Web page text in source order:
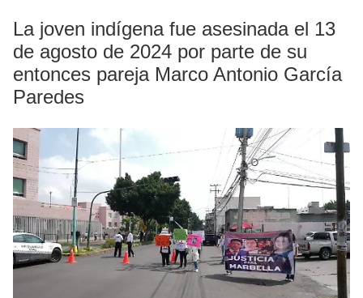
La joven indígena fue asesinada el 13
de agosto de 2024 por parte de su
entonces pareja Marco Antonio García
Paredes